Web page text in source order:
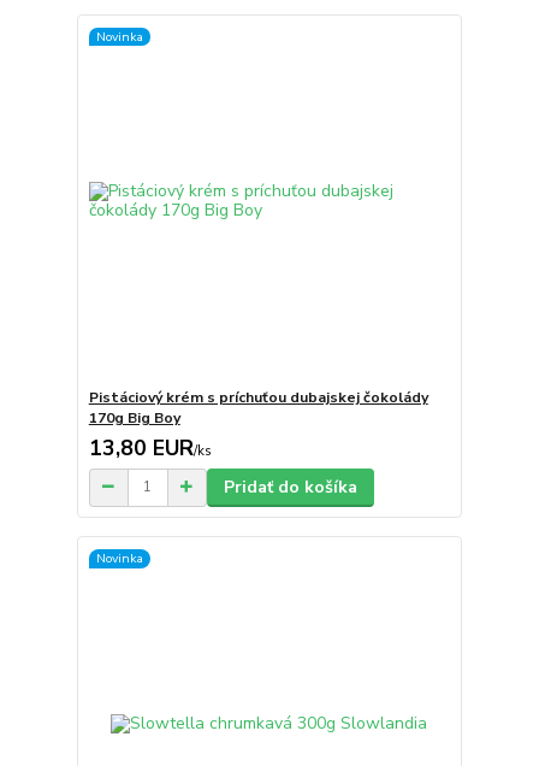
Novinka
Pistáciový krém s príchuťou dubajskej čokolády
170g Big Boy
13,80 EUR/ks
Pridať do košíka
Novinka